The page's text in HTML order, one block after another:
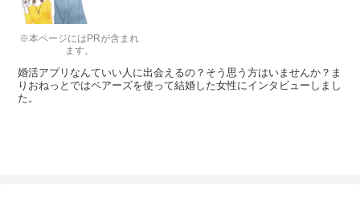
※本ページにはPRが含まれ
ます。
婚活アプリなんていい人に出会えるの？そう思う方はいませんか？ま
りおねっとではペアーズを使って結婚した女性にインタビューしまし
た。